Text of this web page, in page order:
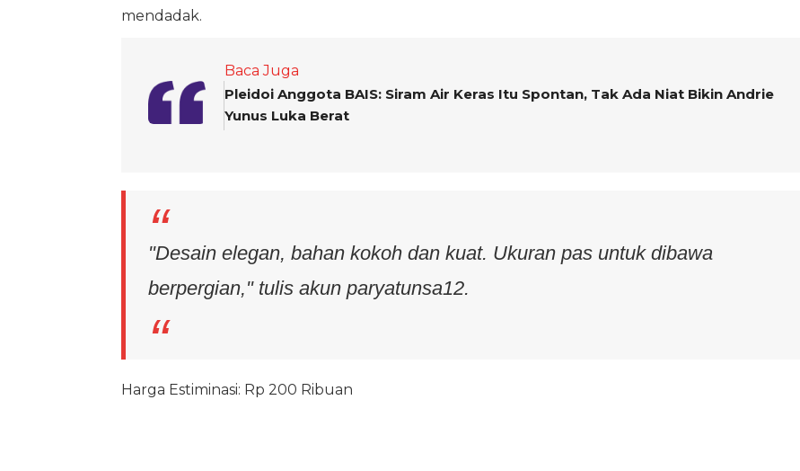
mendadak.
Baca Juga
Pleidoi Anggota BAIS: Siram Air Keras Itu Spontan, Tak Ada Niat Bikin Andrie
Yunus Luka Berat
"Desain elegan, bahan kokoh dan kuat. Ukuran pas untuk dibawa
berpergian," tulis akun paryatunsa12.
Harga Estiminasi: Rp 200 Ribuan